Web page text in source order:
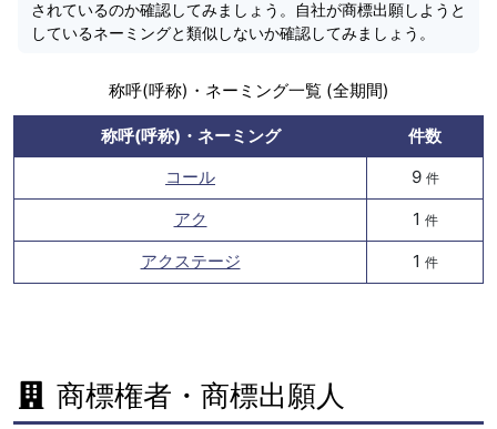
されているのか確認してみましょう。自社が商標出願しようと
しているネーミングと類似しないか確認してみましょう。
称呼(呼称)・ネーミング一覧 (全期間)
称呼(呼称)・ネーミング
件数
コール
9 件
アク 1 件
アクステージ 1 件
商標権者・商標出願人